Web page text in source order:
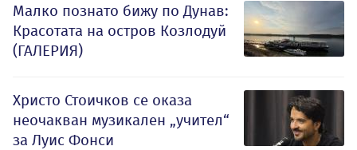
Малко познато бижу по Дунав:
Красотата на остров Козлодуй
(ГАЛЕРИЯ)
Христо Стоичков се оказа
неочакван музикален „учител“
за Луис Фонси